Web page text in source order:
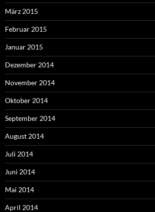
März 2015
Februar 2015
Januar 2015
Dezember 2014
November 2014
Oktober 2014
September 2014
August 2014
Juli 2014
Juni 2014
Mai 2014
April 2014